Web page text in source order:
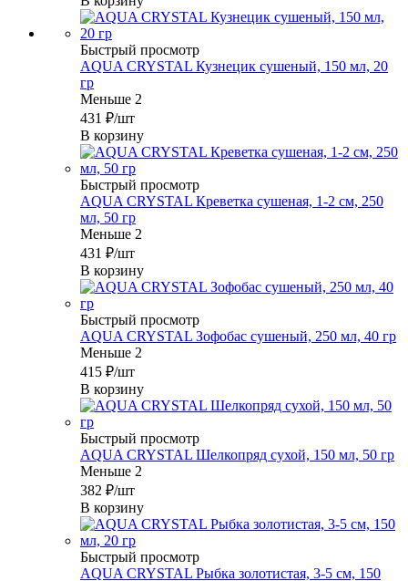
Быстрый просмотр
AQUA CRYSTAL Кузнецик сушеный, 150 мл, 20
гр
Меньше 2
431 ₽/шт
В корзину
Быстрый просмотр
AQUA CRYSTAL Креветка сушеная, 1-2 см, 250
мл, 50 гр
Меньше 2
431 ₽/шт
В корзину
Быстрый просмотр
AQUA CRYSTAL Зофобас сушеный, 250 мл, 40 гр
Меньше 2
415 ₽/шт
В корзину
Быстрый просмотр
AQUA CRYSTAL Шелкопряд сухой, 150 мл, 50 гр
Меньше 2
382 ₽/шт
В корзину
Быстрый просмотр
AQUA CRYSTAL Рыбка золотистая, 3-5 см, 150